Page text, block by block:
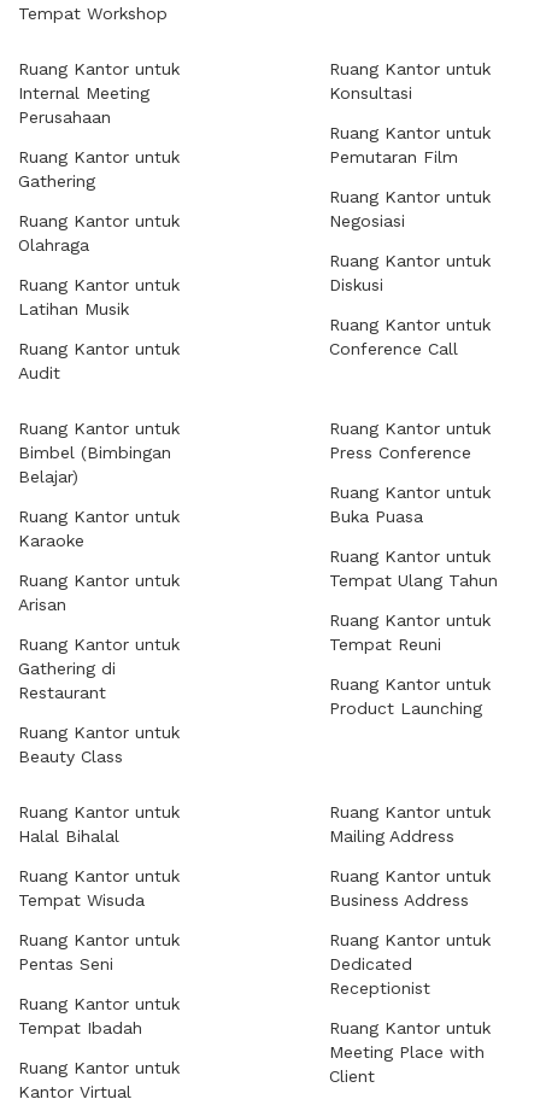
Tempat Workshop
Ruang Kantor untuk
Internal Meeting
Perusahaan
Ruang Kantor untuk
Gathering
Ruang Kantor untuk
Olahraga
Ruang Kantor untuk
Latihan Musik
Ruang Kantor untuk
Audit
Ruang Kantor untuk
Konsultasi
Ruang Kantor untuk
Pemutaran Film
Ruang Kantor untuk
Negosiasi
Ruang Kantor untuk
Diskusi
Ruang Kantor untuk
Conference Call
Ruang Kantor untuk
Bimbel (Bimbingan
Belajar)
Ruang Kantor untuk
Karaoke
Ruang Kantor untuk
Arisan
Ruang Kantor untuk
Gathering di
Restaurant
Ruang Kantor untuk
Beauty Class
Ruang Kantor untuk
Press Conference
Ruang Kantor untuk
Buka Puasa
Ruang Kantor untuk
Tempat Ulang Tahun
Ruang Kantor untuk
Tempat Reuni
Ruang Kantor untuk
Product Launching
Ruang Kantor untuk
Halal Bihalal
Ruang Kantor untuk
Tempat Wisuda
Ruang Kantor untuk
Pentas Seni
Ruang Kantor untuk
Tempat Ibadah
Ruang Kantor untuk
Kantor Virtual
Ruang Kantor untuk
Mailing Address
Ruang Kantor untuk
Business Address
Ruang Kantor untuk
Dedicated
Receptionist
Ruang Kantor untuk
Meeting Place with
Client